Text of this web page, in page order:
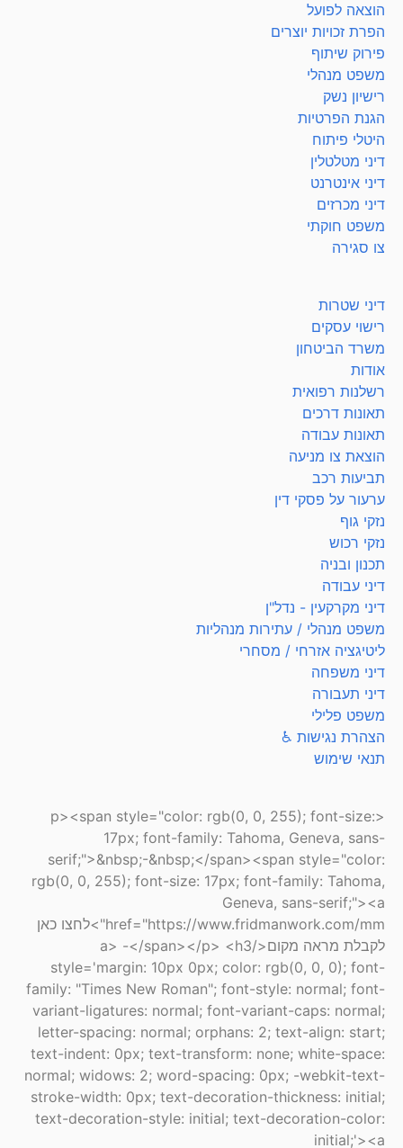
הוצאה לפועל
הפרת זכויות יוצרים
פירוק שיתוף
משפט מנהלי
רישיון נשק
הגנת הפרטיות
היטלי פיתוח
דיני מטלטלין
דיני אינטרנט
דיני מכרזים
משפט חוקתי
צו סגירה
דיני שטרות
רישוי עסקים
משרד הביטחון
אודות
רשלנות רפואית
תאונות דרכים
תאונות עבודה
הוצאת צו מניעה
תביעות רכב
ערעור על פסקי דין
נזקי גוף
נזקי רכוש
תכנון ובניה
דיני עבודה
דיני מקרקעין - נדל"ן
משפט מנהלי / עתירות מנהליות
ליטיגציה אזרחי / מסחרי
דיני משפחה
דיני תעבורה
משפט פלילי
הצהרת נגישות ♿
תנאי שימוש
<p><span style="color: rgb(0, 0, 255); font-size:
17px; font-family: Tahoma, Geneva, sans-
serif;">&nbsp;-&nbsp;</span><span style="color:
rgb(0, 0, 255); font-size: 17px; font-family: Tahoma,
Geneva, sans-serif;"><a
href="https://www.fridmanwork.com/mm">לחצו כאן
לקבלת מראה מקום</a> -</span></p> <h3
style='margin: 10px 0px; color: rgb(0, 0, 0); font-
family: "Times New Roman"; font-style: normal; font-
variant-ligatures: normal; font-variant-caps: normal;
letter-spacing: normal; orphans: 2; text-align: start;
text-indent: 0px; text-transform: none; white-space:
normal; widows: 2; word-spacing: 0px; -webkit-text-
stroke-width: 0px; text-decoration-thickness: initial;
text-decoration-style: initial; text-decoration-color:
initial;'><a